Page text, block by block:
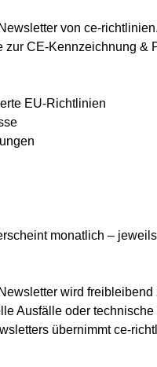
von ce-
zur CE-Kennzeichnung &
EU-Richtlinien
monatlich –
wird freibleibend
Ausfälle oder
übernimmt ce-